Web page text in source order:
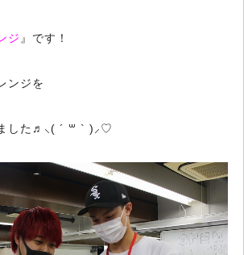
ジ』です！
ンジを
した♬⸜( ´ ꒳ ` )⸝♡︎